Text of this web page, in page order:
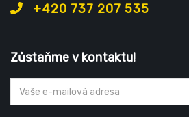
+420 737 207 535
Zůstaňme v kontaktu!